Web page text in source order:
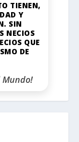
TIENEN,
Y
SIN
NECIOS
QUE
DE
Mundo!